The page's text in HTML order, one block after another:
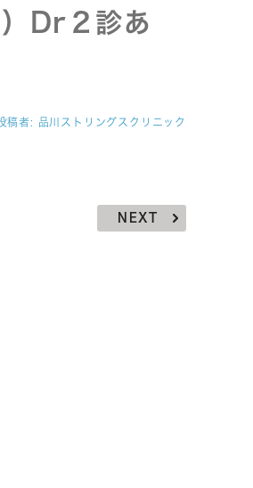
Dr２診あ
稿者: 品川ストリングスクリニック
NEXT